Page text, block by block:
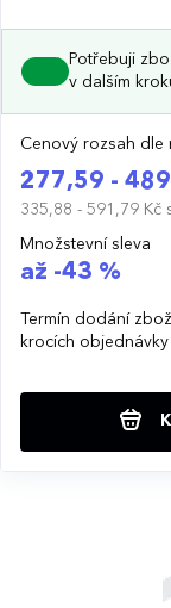
Potřebuji
v dalším
Cenový rozsah dle
277,59 -
335,88 - 591,79 Kč
Množstevní sleva
až -43 %
Termín dodání
krocích objednávky